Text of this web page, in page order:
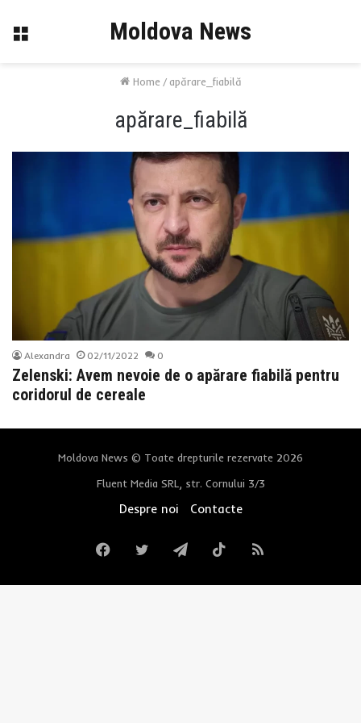
Menu Moldova News
Home / apărare_fiabilă
apărare_fiabilă
Alexandra 02/11/2022 0
Zelenski: Avem nevoie de o apărare fiabilă pentru
coridorul de cereale
Moldova News © Toate drepturile rezervate 2026
Fluent Media SRL, str. Cornului 3/3
Despre noi Contacte
FacebookTwitterTelegramTikTokRSS